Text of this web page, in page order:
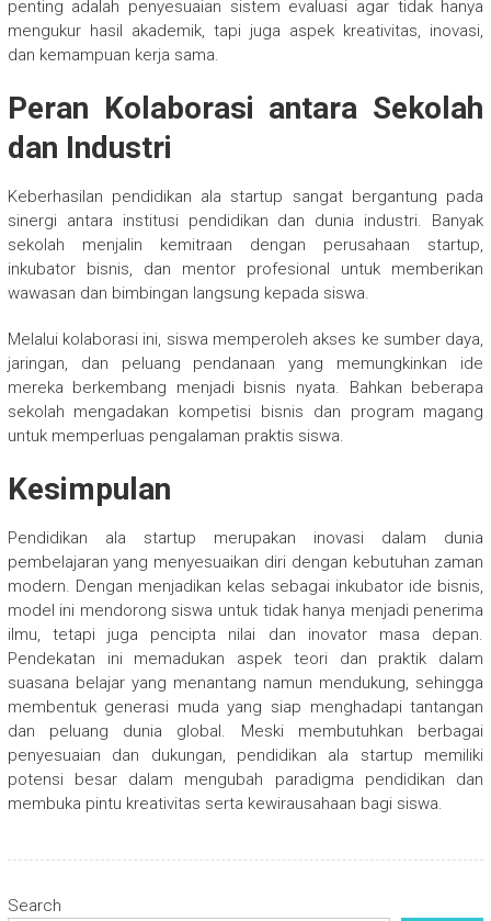
penting adalah penyesuaian sistem evaluasi agar tidak hanya
mengukur hasil akademik, tapi juga aspek kreativitas, inovasi,
dan kemampuan kerja sama.
Peran Kolaborasi antara Sekolah
dan Industri
Keberhasilan pendidikan ala startup sangat bergantung pada
sinergi antara institusi pendidikan dan dunia industri. Banyak
sekolah menjalin kemitraan dengan perusahaan startup,
inkubator bisnis, dan mentor profesional untuk memberikan
wawasan dan bimbingan langsung kepada siswa.
Melalui kolaborasi ini, siswa memperoleh akses ke sumber daya,
jaringan, dan peluang pendanaan yang memungkinkan ide
mereka berkembang menjadi bisnis nyata. Bahkan beberapa
sekolah mengadakan kompetisi bisnis dan program magang
untuk memperluas pengalaman praktis siswa.
Kesimpulan
Pendidikan ala startup merupakan inovasi dalam dunia
pembelajaran yang menyesuaikan diri dengan kebutuhan zaman
modern. Dengan menjadikan kelas sebagai inkubator ide bisnis,
model ini mendorong siswa untuk tidak hanya menjadi penerima
ilmu, tetapi juga pencipta nilai dan inovator masa depan.
Pendekatan ini memadukan aspek teori dan praktik dalam
suasana belajar yang menantang namun mendukung, sehingga
membentuk generasi muda yang siap menghadapi tantangan
dan peluang dunia global. Meski membutuhkan berbagai
penyesuaian dan dukungan, pendidikan ala startup memiliki
potensi besar dalam mengubah paradigma pendidikan dan
membuka pintu kreativitas serta kewirausahaan bagi siswa.
Search